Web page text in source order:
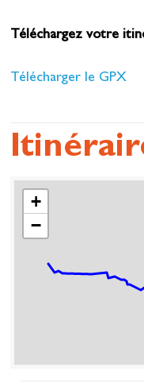
Téléchargez votre
Télécharger le GPX
+
−